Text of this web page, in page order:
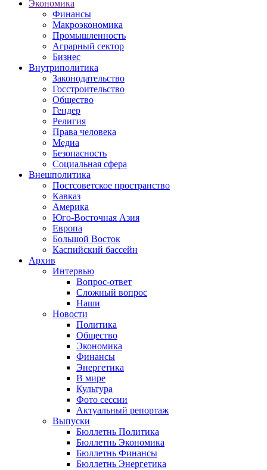
Экономика
Финансы
Макроэкономика
Промышленность
Аграрный сектор
Бизнес
Внутриполитика
Законодательство
Госстроительство
Общество
Гендер
Религия
Права человека
Медиа
Безопасность
Социальная сфера
Внешполитика
Постсоветское пространство
Кавказ
Америка
Юго-Восточная Азия
Европа
Большой Восток
Каспийский бассейн
Архив
Интервью
Вопрос-ответ
Сложный вопрос
Наши
Новости
Политика
Общество
Экономика
Финансы
Энергетика
В мире
Культура
Фото сессии
Актуальный репортаж
Выпуски
Бюллетнь Политика
Бюллетнь Экономика
Бюллетнь Финансы
Бюллетнь Энергетика